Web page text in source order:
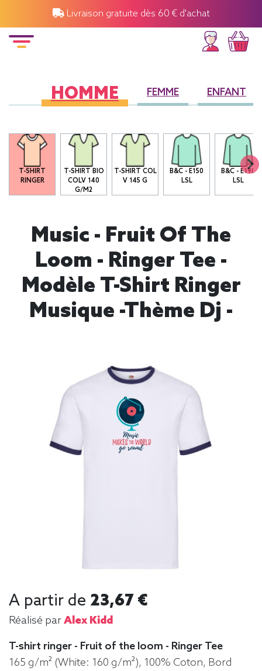
Livraison gratuite dès 60 € d'achat
HOMME FEMME ENFANT
T-SHIRT
RINGER
T-SHIRT BIO
COLV 140
G/M2
T-SHIRT COL
V 145 G
B&C - E150
LSL
B&C - E190
LSL
Music - Fruit Of The
Loom - Ringer Tee -
Modèle T-Shirt Ringer
Musique -thème Dj -
A partir de 23,67 €
Réalisé parAlex Kidd
T-shirt ringer - Fruit of the loom - Ringer Tee
165 g/m² (White: 160 g/m²), 100% Coton, Bord